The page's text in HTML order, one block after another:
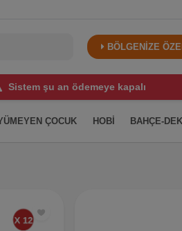
BÖLGENİZE
Sistem şu an ödemeye kapalı
ÇOCUK HOBİ BAHÇE-